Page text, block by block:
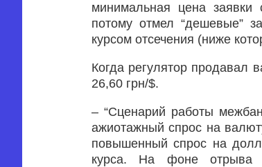
минимальная цена заявки
потому отмел “дешевые”
курсом отсечения (ниже
Когда регулятор продавал
26,60 грн/$.
– “Сценарий работы
ажиотажный спрос на
повышенный спрос на
курса. На фоне отрыва